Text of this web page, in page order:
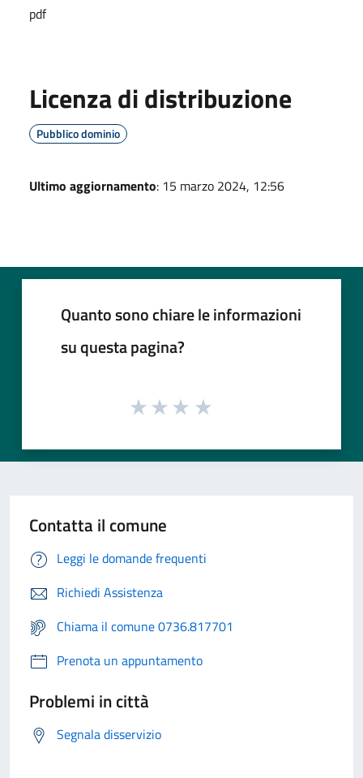
pdf
Licenza di distribuzione
Pubblico dominio
Ultimo aggiornamento: 15 marzo 2024, 12:56
Quanto sono chiare le informazioni
su questa pagina?
Contatta il comune
Leggi le domande frequenti
Richiedi Assistenza
Chiama il comune 0736.817701
Prenota un appuntamento
Problemi in città
Segnala disservizio